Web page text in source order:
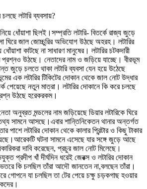
চলছে লটারি ব্যবসায়?
ধোঁয়াশা ছিলই।সম্প্রতি লটারি- বিতর্কে রাজ্য জুড়ে
ঘিরে জাল জোচ্চুরির অভিযোগ উঠছে অহরহ। লটারির
কাটছে না সাধারণ মানুষের। লটারির চটকদারী
প্রশ্নও উঠছে। নেতাদের নাম ও জড়িয়ে যাচ্ছে। বীরভূম
জুড়ে চলতে থাকা লটারি ব্যবসা যেন হয়ে উঠেছে
এক লটারির টিকিটের দোকান থেকে জাল নোট উদ্ধার
পেয়েছে নতুন মাত্রা। লটারির দোকানে কি করে চলছে
উঠছে হরেকরকম।
অনুব্রত মন্ডলের নাম জড়িয়েছে ডিয়ার লটারিকে ঘিরে
সামনে আসছে।এবার শান্তিনিকেতন থানার অন্তর্গত
পাশে লটারির দোকান থেকে কালার প্রিন্টার ও কিছু টাকার
ঘটনা সামনে এসেছে যার সঙ্গে জুড়ে আছে
দাবি করেছেন, প্রচুর জাল নোট মিলেছে।
প্রদীপ খাঁ দীর্ঘদিন ধরেই জেরক্স ও লটারির দোকান
কি চলছিল তাঁরা আদৌ জানতেন না,বলছেন তাঁরা।
গোপনে যা চলছিল তা টের পেয়ে চক্ষু চড়কগাছ হওয়ার